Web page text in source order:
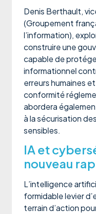
Denis Berthault,
(Groupement
l’information),
construire une
capable de
informationnel
erreurs humaines
conformité
abordera
à la sécurisation
sensibles.
IA et
nouveau
L’intelligence
formidable levier
terrain d’action